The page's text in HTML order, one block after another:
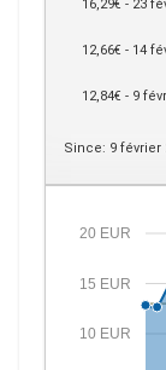
16,29€ - 23
12,66€ - 14
12,84€ - 9
Since: 9 février
10 EUR
15 EUR
20 EUR